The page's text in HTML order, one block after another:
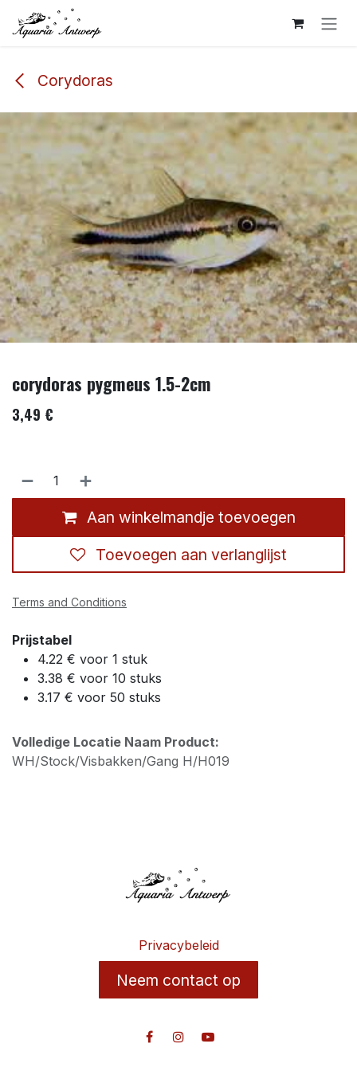
Overslaan naar inhoud
Corydoras
corydoras pygmeus 1.5-2cm
3,49 €
Aan winkelmandje toevoegen
Toevoegen aan verlanglijst
Terms and Conditions
Prijstabel
4.22 € voor 1 stuk
3.38 € voor 10 stuks
3.17 € voor 50 stuks
Volledige Locatie Naam Product:
WH/Stock/Visbakken/Gang H/H019
Privacybeleid
Neem contact op